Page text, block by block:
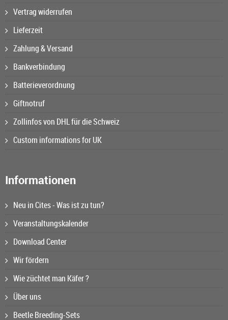
Vertrag widerrufen
Lieferzeit
Zahlung & Versand
Bankverbindung
Batterieverordnung
Giftnotruf
Zollinfos von DHL für die Schweiz
Custom informations for UK
Informationen
Neu in Cites - Was ist zu tun?
Veranstaltungskalender
Download Center
Wir fördern
Wie züchtet man Käfer ?
Über uns
Beetle Breeding-Sets